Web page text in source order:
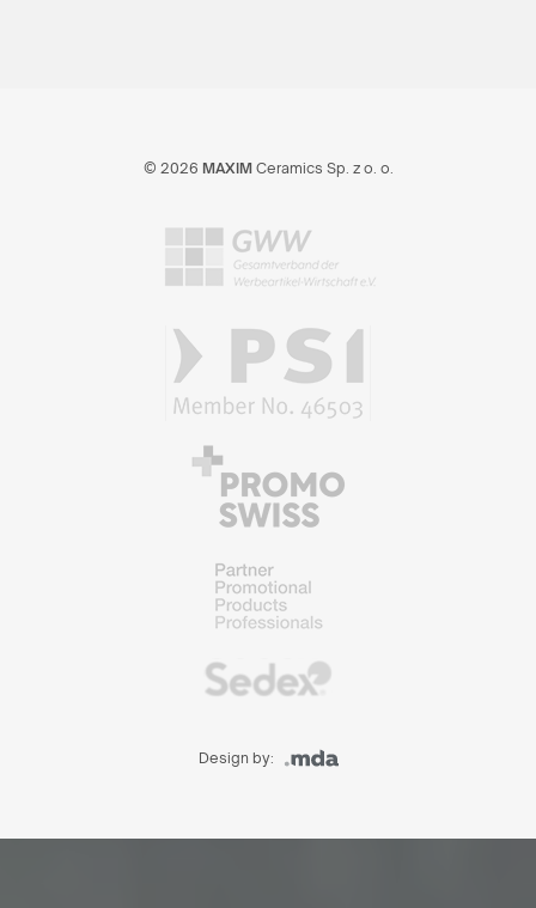
© 2026 MAXIMCeramics Sp. z o. o.
Design by: